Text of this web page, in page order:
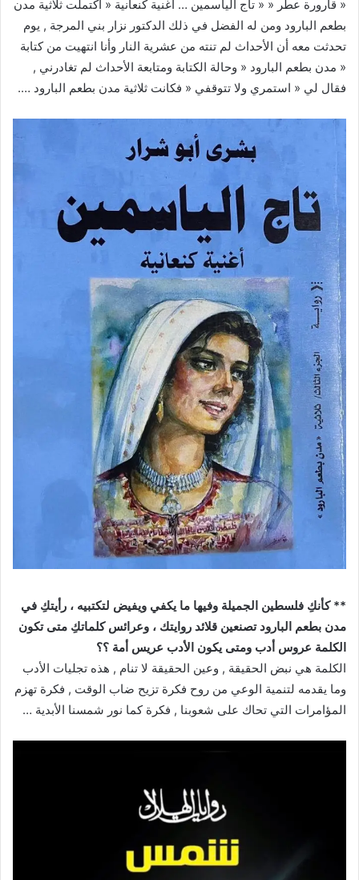
« قارورة عطر « « تاج الياسمين … أغنية كنعانية « اكتملت ثلاثية مدن
بطعم البارود ومن له الفضل في ذلك الدكتور نزار بني المرجة , يوم
تحدثت معه أن الأحداث لم تنته من عشرية النار وأنا انتهيت من كتابة
« مدن بطعم البارود « وحالة الكتابة ومتابعة الأحداث لم تغادرني ,
فقال لي « استمري ولا تتوقفي « فكانت ثلاثية مدن بطعم البارود ….
** كأنكِ فلسطين الجميلة وفيها ما يكفي ويفيض لتكتبيه ، رأيتكِ في
مدن بطعم البارود تصنعين قلائد روايتك ، وعرائس كلماتكِ متى تكون
الكلمة عروس أدب ومتى يكون الأدب عريس أمة ؟؟
الكلمة هي نبض الحقيقة , وعين الحقيقة لا تنام , هذه تجليات الأدب
وما يقدمه لتنمية الوعي من روح فكرة تزيح ضاب الوقت , فكرة تهزم
المؤامرات التي تحاك على شعوبنا , فكرة كما نور شمسنا الأبدية …